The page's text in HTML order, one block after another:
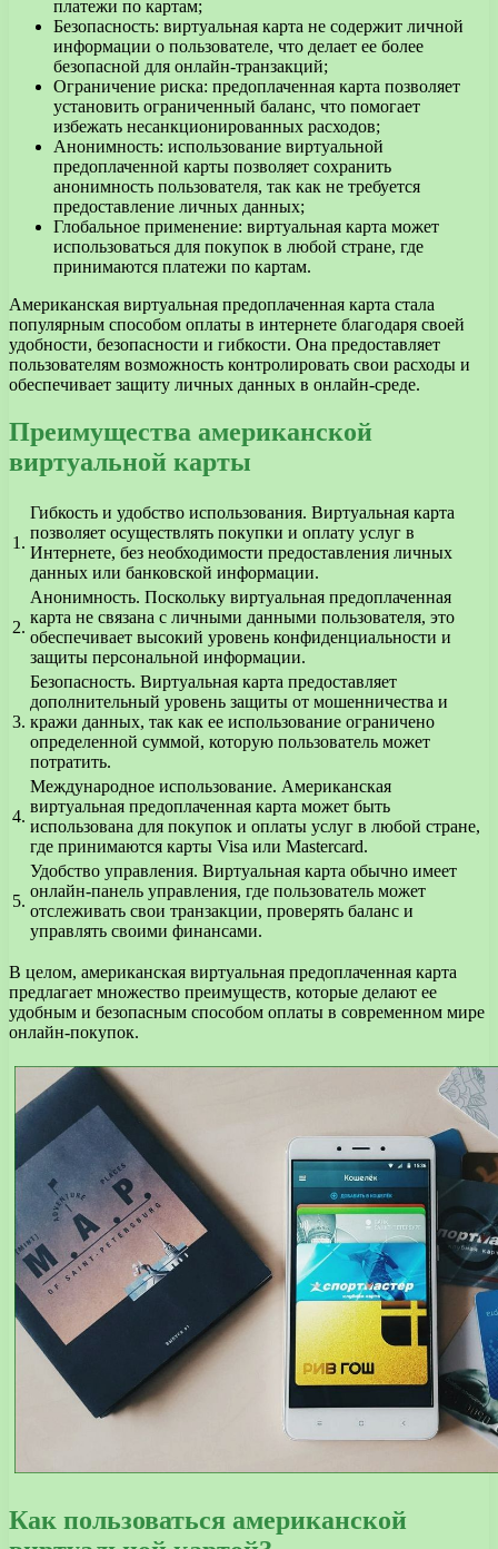
платежи по картам;
Безопасность: виртуальная карта не содержит личной
информации о пользователе, что делает ее более
безопасной для онлайн-транзакций;
Ограничение риска: предоплаченная карта позволяет
установить ограниченный баланс, что помогает
избежать несанкционированных расходов;
Анонимность: использование виртуальной
предоплаченной карты позволяет сохранить
анонимность пользователя, так как не требуется
предоставление личных данных;
Глобальное применение: виртуальная карта может
использоваться для покупок в любой стране, где
принимаются платежи по картам.
Американская виртуальная предоплаченная карта стала
популярным способом оплаты в интернете благодаря своей
удобности, безопасности и гибкости. Она предоставляет
пользователям возможность контролировать свои расходы и
обеспечивает защиту личных данных в онлайн-среде.
Преимущества американской
виртуальной карты
1.
Гибкость и удобство использования. Виртуальная карта
позволяет осуществлять покупки и оплату услуг в
Интернете, без необходимости предоставления личных
данных или банковской информации.
2.
Анонимность. Поскольку виртуальная предоплаченная
карта не связана с личными данными пользователя, это
обеспечивает высокий уровень конфиденциальности и
защиты персональной информации.
3.
Безопасность. Виртуальная карта предоставляет
дополнительный уровень защиты от мошенничества и
кражи данных, так как ее использование ограничено
определенной суммой, которую пользователь может
потратить.
4.
Международное использование. Американская
виртуальная предоплаченная карта может быть
использована для покупок и оплаты услуг в любой стране,
где принимаются карты Visa или Mastercard.
5.
Удобство управления. Виртуальная карта обычно имеет
онлайн-панель управления, где пользователь может
отслеживать свои транзакции, проверять баланс и
управлять своими финансами.
В целом, американская виртуальная предоплаченная карта
предлагает множество преимуществ, которые делают ее
удобным и безопасным способом оплаты в современном мире
онлайн-покупок.
Как пользоваться американской